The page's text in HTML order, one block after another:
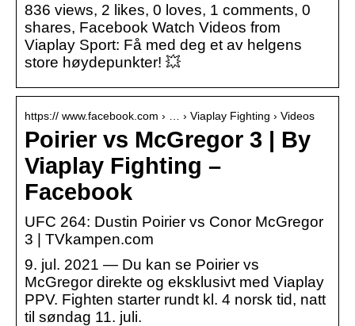
836 views, 2 likes, 0 loves, 1 comments, 0
shares, Facebook Watch Videos from
Viaplay Sport: Få med deg et av helgens
store høydepunkter! 💥
https:// www.facebook.com › … › Viaplay Fighting › Videos
Poirier vs McGregor 3 | By
Viaplay Fighting –
Facebook
UFC 264: Dustin Poirier vs Conor McGregor
3 | TVkampen.com
9. jul. 2021 — Du kan se Poirier vs
McGregor direkte og eksklusivt med Viaplay
PPV. Fighten starter rundt kl. 4 norsk tid, natt
til søndag 11. juli.